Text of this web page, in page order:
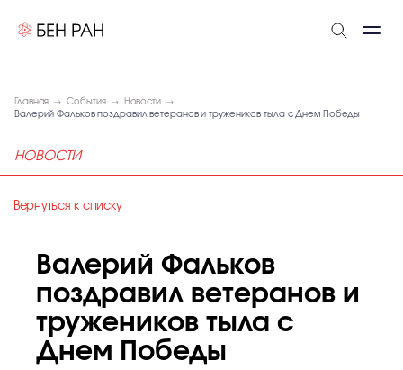
Главная События
Новости
Валерий Фальков поздравил ветеранов и тружеников тыла с Днем Победы
НОВОСТИ
Вернуться к списку
Валерий Фальков
поздравил ветеранов и
тружеников тыла с
Днем Победы